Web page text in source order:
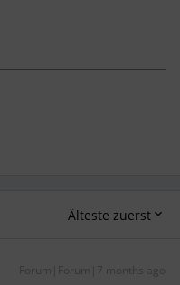
Älteste zuerst
Forum|Forum|7 months ago